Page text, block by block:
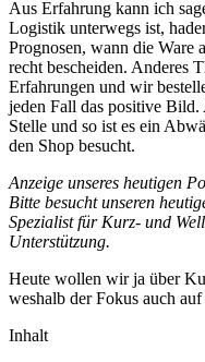
Aus Erfahrung kann ich
Logistik unterwegs ist,
Prognosen, wann die Ware
recht bescheiden. Anderes
Erfahrungen und wir
jeden Fall das positive Bild.
Stelle und so ist es ein
den Shop besucht.
Anzeige unseres heutigen
Bitte besucht unseren
Spezialist für Kurz- und
Unterstützung.
Heute wollen wir ja über
weshalb der Fokus auch
Inhalt